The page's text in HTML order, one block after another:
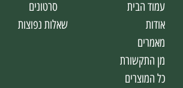
עמוד הבית
אודות
מאמרים
מן התקשורת
כל המוצרים
סרטונים
שאלות נפוצות